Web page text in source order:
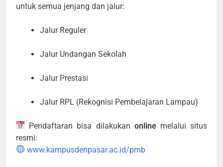
untuk semua jenjang dan jalur:
Jalur Reguler
Jalur Undangan Sekolah
Jalur Prestasi
Jalur RPL (Rekognisi Pembelajaran Lampau)
Pendaftaran bisa dilakukan onlinemelalui situs
resmi:
www.kampusdenpasar.ac.id/pmb